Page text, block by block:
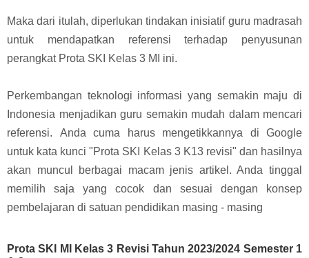
Maka dari itulah, diperlukan tindakan inisiatif guru madrasah
untuk mendapatkan referensi terhadap penyusunan
perangkat Prota SKI Kelas 3 MI ini.
Perkembangan teknologi informasi yang semakin maju di
Indonesia menjadikan guru semakin mudah dalam mencari
referensi. Anda cuma harus mengetikkannya di Google
untuk kata kunci "Prota SKI Kelas 3 K13 revisi" dan hasilnya
akan muncul berbagai macam jenis artikel. Anda tinggal
memilih saja yang cocok dan sesuai dengan konsep
pembelajaran di satuan pendidikan masing - masing
Prota SKI MI Kelas 3 Revisi Tahun 2023/2024 Semester 1